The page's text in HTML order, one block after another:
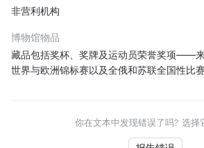
非营利机构
博物馆物品
藏品包括奖杯、奖牌及运动员荣誉奖项——来
世界与欧洲锦标赛以及全俄和苏联全国性比
你在文本中发现错误了吗? 选择